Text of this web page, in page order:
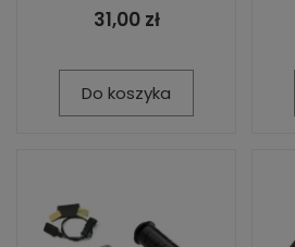
31,00 zł
Do koszyka